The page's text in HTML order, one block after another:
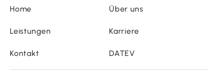
Home Über uns
Leistungen Karriere
Kontakt DATEV